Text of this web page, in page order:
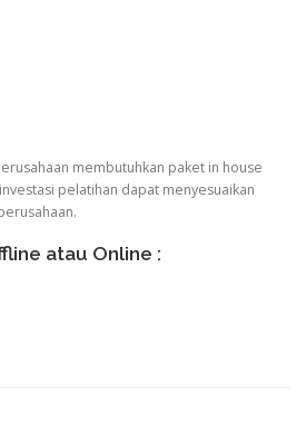
membutuhkan paket in house
pelatihan dapat menyesuaikan
atau Online :